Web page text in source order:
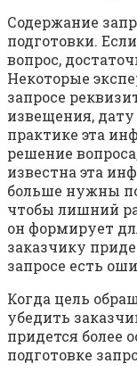
Содержание
подготовки.
вопрос,
Некоторые
запросе
извещения,
практике эта
решение
известна эта
больше нужны
чтобы лишний
он формирует
заказчику
запросе есть
Когда цель
убедить
придется более
подготовке